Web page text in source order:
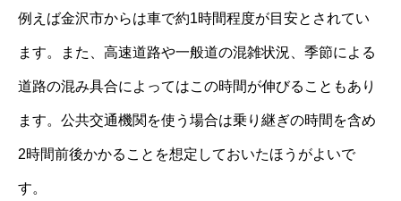
例えば金沢市からは車で約1時間程度が目安とされてい
ます。また、高速道路や一般道の混雑状況、季節による
道路の混み具合によってはこの時間が伸びることもあり
ます。公共交通機関を使う場合は乗り継ぎの時間を含め
2時間前後かかることを想定しておいたほうがよいで
す。